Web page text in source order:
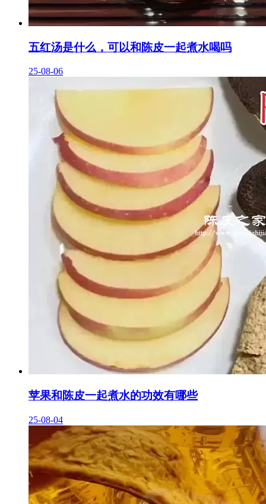
五红汤是什么，可以和陈皮一起煮水喝吗
25-08-06
苹果和陈皮一起煮水的功效有哪些
25-08-04